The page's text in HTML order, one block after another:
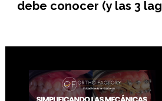
debe conocer (y las 3
Footer